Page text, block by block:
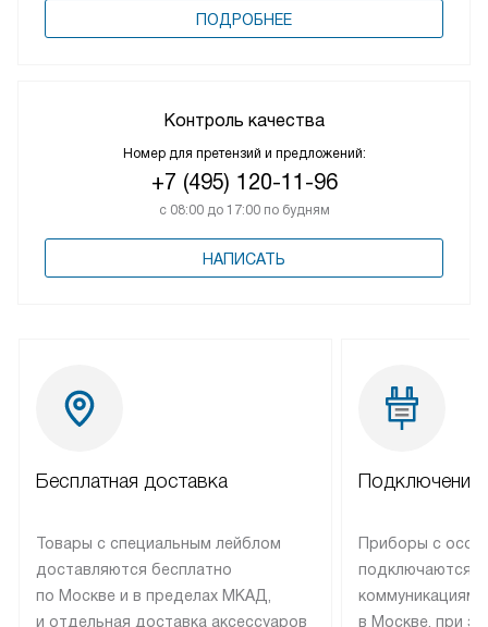
ПОДРОБНЕЕ
Контроль качества
Номер для претензий и предложений:
+7 (495) 120-11-96
с 08:00 до 17:00 по будням
НАПИСАТЬ
Бесплатная доставка
Товары с специальным лейблом
доставляются бесплатно
по Москве и в пределах МКАД,
и отдельная доставка аксессуаров
Подключение
Приборы с
подключаются к
коммуникациям
в Москве, при